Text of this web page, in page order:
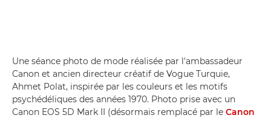
Une séance photo de mode réalisée par l'ambassadeur
Canon et ancien directeur créatif de Vogue Turquie,
Ahmet Polat, inspirée par les couleurs et les motifs
psychédéliques des années 1970. Photo prise avec un
Canon EOS 5D Mark II (désormais remplacé par le Canon